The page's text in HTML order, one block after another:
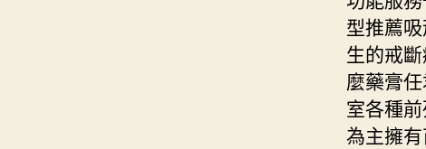
型推薦
生的戒
麼藥膏
室各種
為主擁